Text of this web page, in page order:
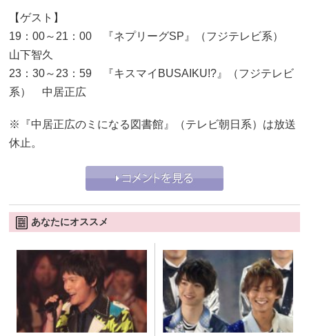
【ゲスト】
19：00～21：00 『ネプリーグSP』（フジテレビ系）
山下智久
23：30～23：59 『キスマイBUSAIKU!?』（フジテレビ
系） 中居正広
※『中居正広のミになる図書館』（テレビ朝日系）は放送
休止。
あなたにオススメ